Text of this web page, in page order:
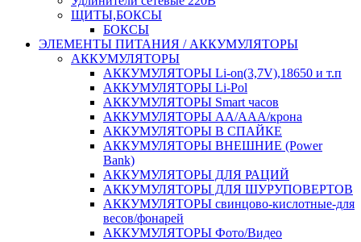
ЩИТЫ,БОКСЫ
БОКСЫ
ЭЛЕМЕНТЫ ПИТАНИЯ / АККУМУЛЯТОРЫ
АККУМУЛЯТОРЫ
АККУМУЛЯТОРЫ Li-on(3,7V),18650 и т.п
АККУМУЛЯТОРЫ Li-Pol
АККУМУЛЯТОРЫ Smart часов
АККУМУЛЯТОРЫ АА/ААА/крона
АККУМУЛЯТОРЫ В СПАЙКЕ
АККУМУЛЯТОРЫ ВНЕШНИЕ (Power
Bank)
АККУМУЛЯТОРЫ ДЛЯ РАЦИЙ
АККУМУЛЯТОРЫ ДЛЯ ШУРУПОВЕРТОВ
АККУМУЛЯТОРЫ свинцово-кислотные-для
весов/фонарей
АККУМУЛЯТОРЫ Фото/Видео